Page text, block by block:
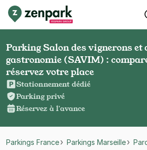
Parking Salon des vignerons et
gastronomie (SAVIM) :
réservez votre place
Stationnement dédié
Parking privé
Réservez à l'avance
Parkings France Parkings Marseille